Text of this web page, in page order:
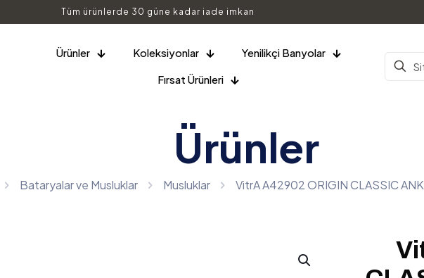
Tüm ürünlerde 30 güne kadar iade imkan
Ürünler Koleksiyonlar
Yenilikçi Banyolar
Fırsat Ürünleri
Ürünler
Bataryalar ve Musluklar Musluklar VitrA A42902 ORIGIN CLASSIC